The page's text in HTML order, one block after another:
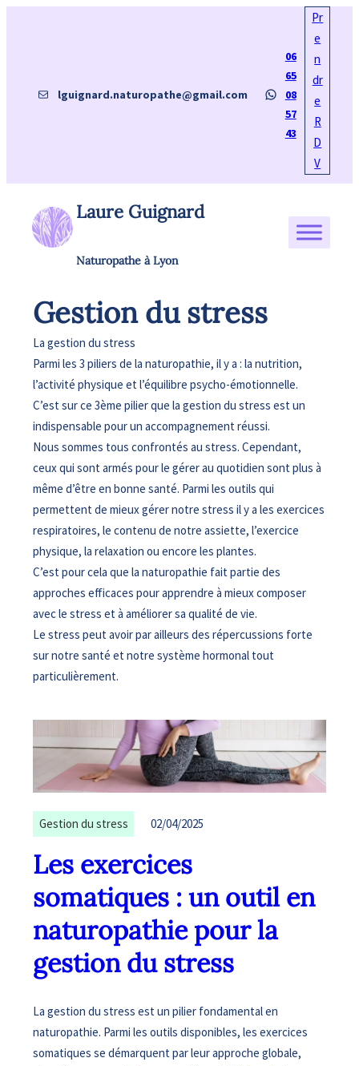
E-maillguignard.naturopathe@gmail.com WhatsApp
06
65
08
57
43
Pr
e
n
dr
e
R
D
V
Laure Guignard
Naturopathe à Lyon
Gestion du stress
La gestion du stress
Parmi les 3 piliers de la naturopathie, il y a : la nutrition,
l’activité physique et l’équilibre psycho-émotionnelle.
C’est sur ce 3ème pilier que la gestion du stress est un
indispensable pour un accompagnement réussi.
Nous sommes tous confrontés au stress. Cependant,
ceux qui sont armés pour le gérer au quotidien sont plus à
même d’être en bonne santé. Parmi les outils qui
permettent de mieux gérer notre stress il y a les exercices
respiratoires, le contenu de notre assiette, l’exercice
physique, la relaxation ou encore les plantes.
C’est pour cela que la naturopathie fait partie des
approches efficaces pour apprendre à mieux composer
avec le stress et à améliorer sa qualité de vie.
Le stress peut avoir par ailleurs des répercussions forte
sur notre santé et notre système hormonal tout
particulièrement.
Gestion du stress 02/04/2025
Les exercices
somatiques : un outil en
naturopathie pour la
gestion du stress
La gestion du stress est un pilier fondamental en
naturopathie. Parmi les outils disponibles, les exercices
somatiques se démarquent par leur approche globale,